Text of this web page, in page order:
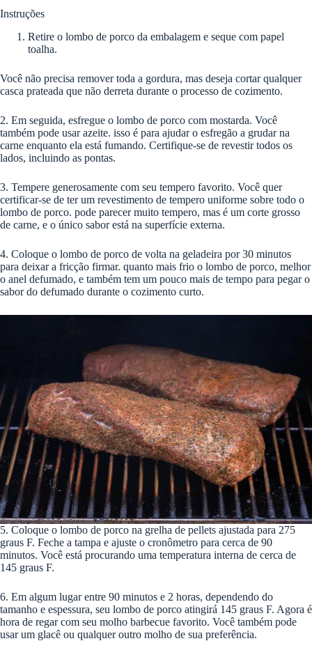
Instruções
Retire o lombo de porco da embalagem e seque com papel
toalha.
Você não precisa remover toda a gordura, mas deseja cortar qualquer
casca prateada que não derreta durante o processo de cozimento.
2. Em seguida, esfregue o lombo de porco com mostarda. Você
também pode usar azeite. isso é para ajudar o esfregão a grudar na
carne enquanto ela está fumando. Certifique-se de revestir todos os
lados, incluindo as pontas.
3. Tempere generosamente com seu tempero favorito. Você quer
certificar-se de ter um revestimento de tempero uniforme sobre todo o
lombo de porco. pode parecer muito tempero, mas é um corte grosso
de carne, e o único sabor está na superfície externa.
4. Coloque o lombo de porco de volta na geladeira por 30 minutos
para deixar a fricção firmar. quanto mais frio o lombo de porco, melhor
o anel defumado, e também tem um pouco mais de tempo para pegar o
sabor do defumado durante o cozimento curto.
5. Coloque o lombo de porco na grelha de pellets ajustada para 275
graus F. Feche a tampa e ajuste o cronômetro para cerca de 90
minutos. Você está procurando uma temperatura interna de cerca de
145 graus F.
6. Em algum lugar entre 90 minutos e 2 horas, dependendo do
tamanho e espessura, seu lombo de porco atingirá 145 graus F. Agora é
hora de regar com seu molho barbecue favorito. Você também pode
usar um glacê ou qualquer outro molho de sua preferência.